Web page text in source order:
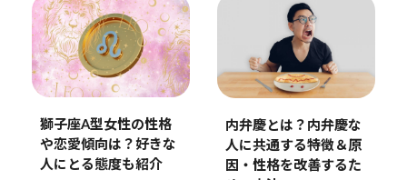
獅子座A型女性の性格
や恋愛傾向は？好きな
人にとる態度も紹介
内弁慶とは？内弁慶な
人に共通する特徴＆原
因・性格を改善するた